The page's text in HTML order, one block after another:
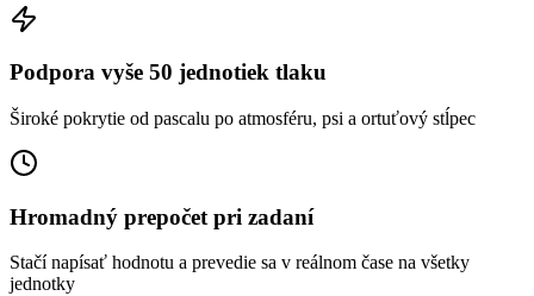
Podpora vyše 50 jednotiek tlaku
Široké pokrytie od pascalu po atmosféru, psi a ortuťový stĺpec
Hromadný prepočet pri zadaní
Stačí napísať hodnotu a prevedie sa v reálnom čase na všetky
jednotky